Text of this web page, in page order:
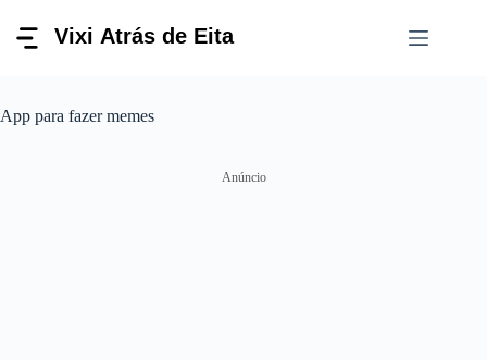
para
App para fazer memes
Anúncio